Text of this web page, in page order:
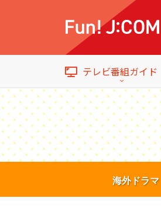
テレビ番組ガイド
テレビ番組ガイド
イベント・プ
海外ドラマ